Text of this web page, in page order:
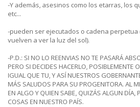
-Y además, asesinos como los etarras, los
etc...
-pueden ser ejecutados o cadena perpetua
vuelven a ver la luz del sol).
-P.D.: SI NO LO REENVIAS NO TE PASARÁ
PERO SI DECIDES HACERLO, POSIBLEMENTE
IGUAL QUE TU, Y ASÍ NUESTROS
MÁS SALUDOS PARA SU PROGENITORA. AL
EN ALGO Y QUIEN SABE, QUIZÁS ALGUN DÍA,
COSAS EN NUESTRO PAÍS.